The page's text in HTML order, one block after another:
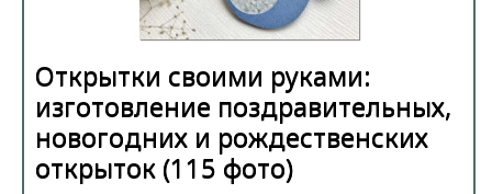
Открытки своими руками:
изготовление поздравительных,
новогодних и рождественских
открыток (115 фото)